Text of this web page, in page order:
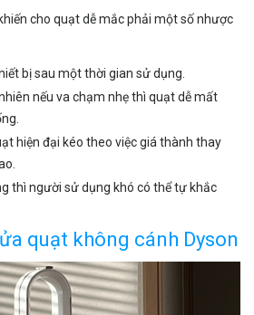
cho quạt dễ mắc phải một số nhược
bị sau một thời gian sử dụng.
nếu va chạm nhẹ thì quạt dễ mất
hiện đại kéo theo việc giá thành thay
thì người sử dụng khó có thể tự khắc
quạt không cánh Dyson